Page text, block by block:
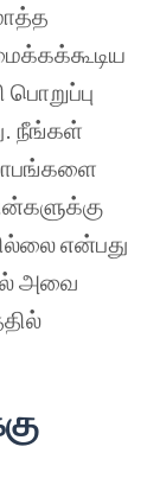
நீங்கள்
என்பது
அவை